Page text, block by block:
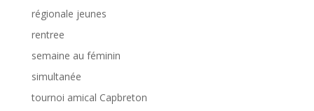
régionale jeunes
rentree
semaine au féminin
simultanée
tournoi amical Capbreton